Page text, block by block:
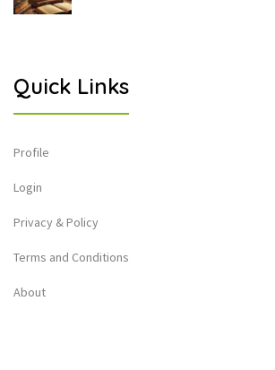
Quick Links
Profile
Login
Privacy & Policy
Terms and Conditions
About